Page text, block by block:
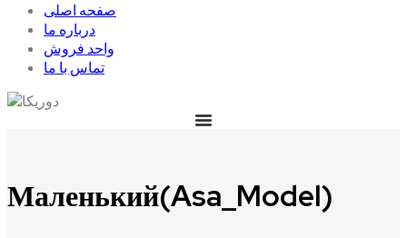
صفحه اصلی
درباره ما
واحد فروش
تماس با ما
Маленький(Asa_Model)